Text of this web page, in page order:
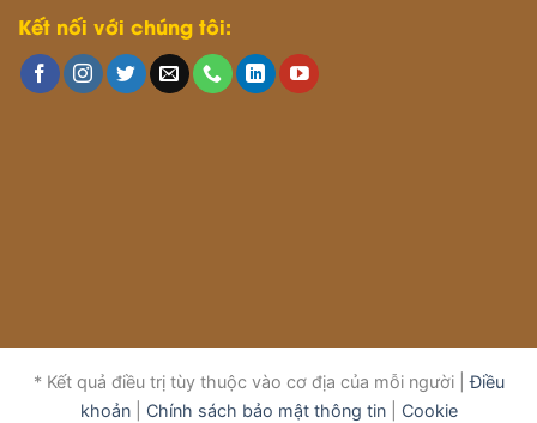
Kết nối với chúng tôi:
* Kết quả điều trị tùy thuộc vào cơ địa của mỗi người |Điều
khoản| Chính sách bảo mật thông tin| Cookie